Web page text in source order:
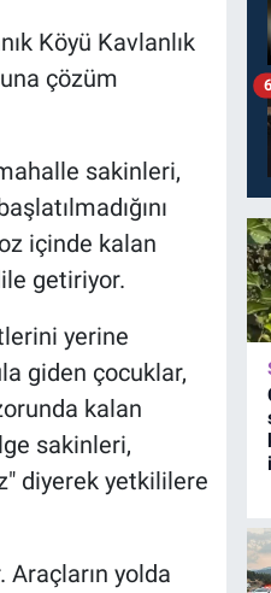
Köyü Kavlanlık
çözüm
sakinleri,
içinde kalan
getiriyor.
yerine
giden çocuklar,
kalan
sakinleri,
diyerek yetkililere
Araçların yolda
6